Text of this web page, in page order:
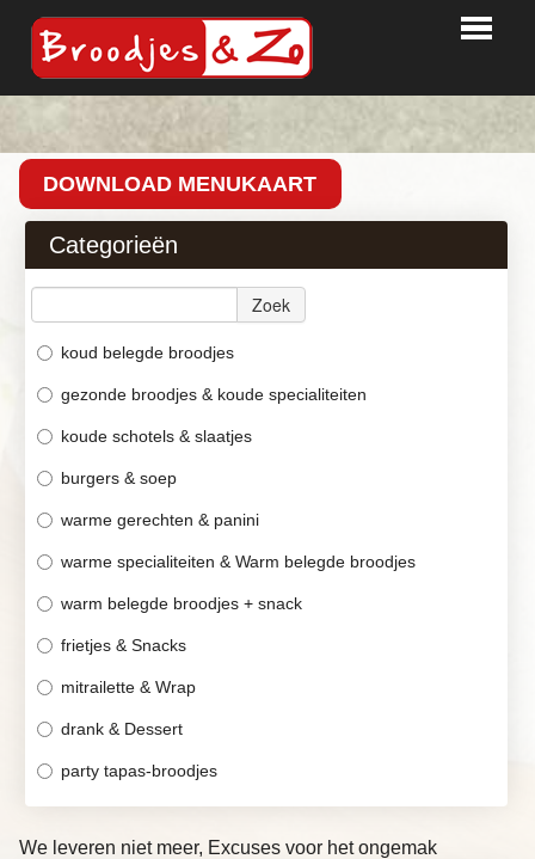
HOME
BESTELLEN
PARTY TIME
BEDRIJVEN
CONTACT
DOWNLOAD MENUKAART
Categorieën
Zoek
koud belegde broodjes
gezonde broodjes & koude specialiteiten
koude schotels & slaatjes
burgers & soep
warme gerechten & panini
warme specialiteiten & Warm belegde broodjes
warm belegde broodjes + snack
frietjes & Snacks
mitrailette & Wrap
drank & Dessert
party tapas-broodjes
We leveren niet meer, Excuses voor het ongemak